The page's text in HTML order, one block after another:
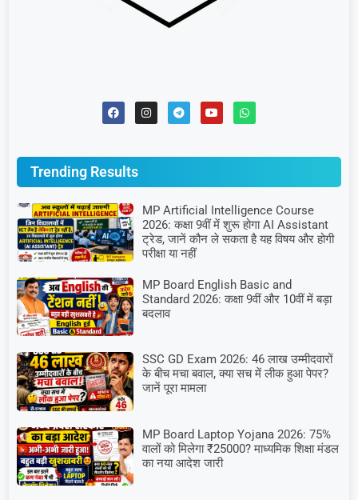
Trending Results
MP Artificial Intelligence Course
2026: कक्षा 9वीं में शुरू होगा AI Assistant
ट्रेड, जानें कौन ले सकता है यह विषय और होगी
परीक्षा या नहीं
MP Board English Basic and
Standard 2026: कक्षा 9वीं और 10वीं में बड़ा
बदलाव
SSC GD Exam 2026: 46 लाख उम्मीदवारों
के बीच मचा बवाल, क्या सच में लीक हुआ पेपर?
जानें पूरा मामला
MP Board Laptop Yojana 2026: 75%
वालों को मिलेगा ₹25000? माध्यमिक शिक्षा मंडल
का नया आदेश जारी